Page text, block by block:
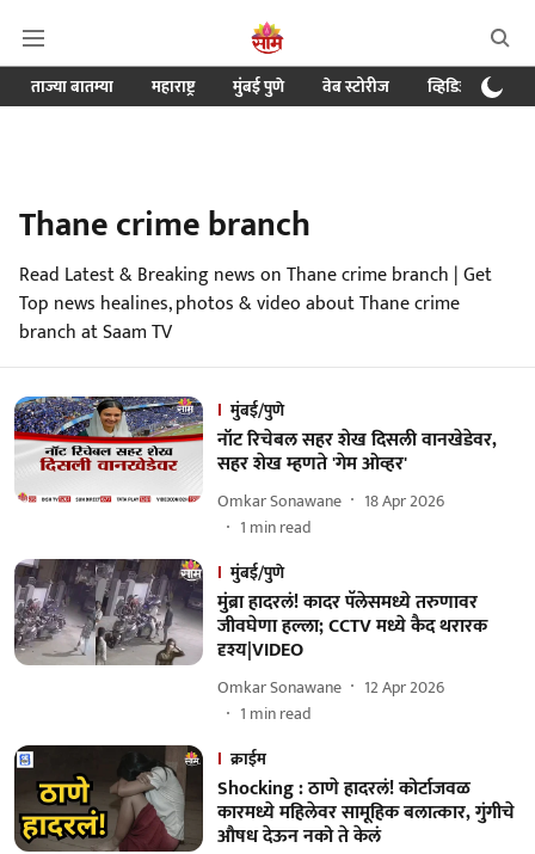
ताज्या बातम्या महाराष्ट्र मुंबई पुणे वेब स्टोरीज व्हिडिओ
Thane crime branch
Read Latest & Breaking news on Thane crime branch | Get
Top news healines, photos & video about Thane crime
branch at Saam TV
मुंबई/पुणे
नॉट रिचेबल सहर शेख दिसली वानखेडेवर,
सहर शेख म्हणते 'गेम ओव्हर'
Omkar Sonawane
18 Apr 2026
1 min read
मुंबई/पुणे
मुंब्रा हादरलं! कादर पॅलेसमध्ये तरुणावर
जीवघेणा हल्ला; CCTV मध्ये कैद थरारक
दृश्य|VIDEO
Omkar Sonawane
12 Apr 2026
1 min read
क्राईम
Shocking : ठाणे हादरलं! कोर्टाजवळ
कारमध्ये महिलेवर सामूहिक बलात्कार, गुंगीचे
औषध देऊन नको ते केलं